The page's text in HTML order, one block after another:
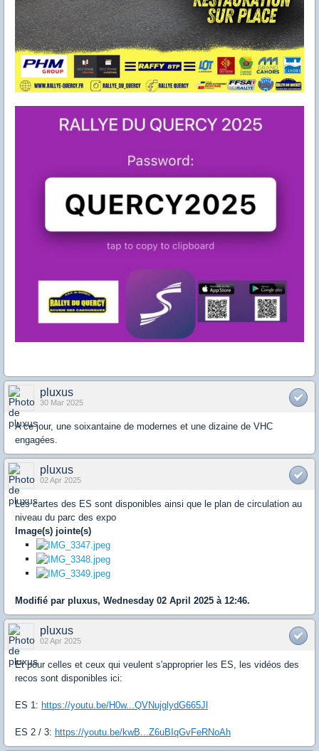
pluxus
30 Mar 2025
A ce jour, une soixantaine de modernes et une dizaine de VHC
engagées.
pluxus
02 Apr 2025
Les cartes des ES sont disponibles ainsi que le plan de circulation au
niveau du parc des expo
Image(s) jointe(s)
Modifié par pluxus, Wednesday 02 April 2025 à 12:46.
pluxus
02 Apr 2025
Et pour celles et ceux qui veulent s'approprier les ES, les vidéos des
recos sont disponibles ici:
ES 1: https://youtu.be/H0w...QVNujglydG665Jl
ES 2 / 3: https://youtu.be/kwB...Z6uBIqGvFeRNoAh